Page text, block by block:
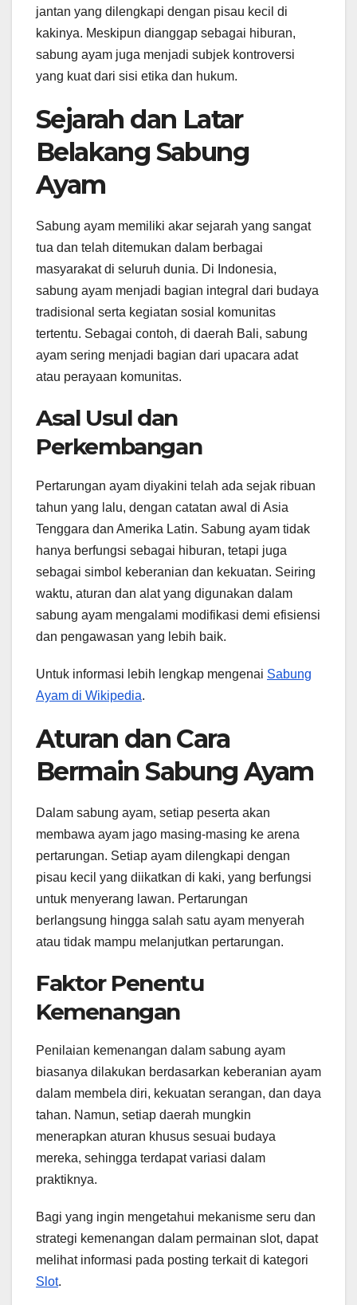
jantan yang dilengkapi dengan pisau kecil di
kakinya. Meskipun dianggap sebagai hiburan,
sabung ayam juga menjadi subjek kontroversi
yang kuat dari sisi etika dan hukum.
Sejarah dan Latar
Belakang Sabung
Ayam
Sabung ayam memiliki akar sejarah yang sangat
tua dan telah ditemukan dalam berbagai
masyarakat di seluruh dunia. Di Indonesia,
sabung ayam menjadi bagian integral dari budaya
tradisional serta kegiatan sosial komunitas
tertentu. Sebagai contoh, di daerah Bali, sabung
ayam sering menjadi bagian dari upacara adat
atau perayaan komunitas.
Asal Usul dan
Perkembangan
Pertarungan ayam diyakini telah ada sejak ribuan
tahun yang lalu, dengan catatan awal di Asia
Tenggara dan Amerika Latin. Sabung ayam tidak
hanya berfungsi sebagai hiburan, tetapi juga
sebagai simbol keberanian dan kekuatan. Seiring
waktu, aturan dan alat yang digunakan dalam
sabung ayam mengalami modifikasi demi efisiensi
dan pengawasan yang lebih baik.
Untuk informasi lebih lengkap mengenai Sabung
Ayam di Wikipedia.
Aturan dan Cara
Bermain Sabung Ayam
Dalam sabung ayam, setiap peserta akan
membawa ayam jago masing-masing ke arena
pertarungan. Setiap ayam dilengkapi dengan
pisau kecil yang diikatkan di kaki, yang berfungsi
untuk menyerang lawan. Pertarungan
berlangsung hingga salah satu ayam menyerah
atau tidak mampu melanjutkan pertarungan.
Faktor Penentu
Kemenangan
Penilaian kemenangan dalam sabung ayam
biasanya dilakukan berdasarkan keberanian ayam
dalam membela diri, kekuatan serangan, dan daya
tahan. Namun, setiap daerah mungkin
menerapkan aturan khusus sesuai budaya
mereka, sehingga terdapat variasi dalam
praktiknya.
Bagi yang ingin mengetahui mekanisme seru dan
strategi kemenangan dalam permainan slot, dapat
melihat informasi pada posting terkait di kategori
Slot.